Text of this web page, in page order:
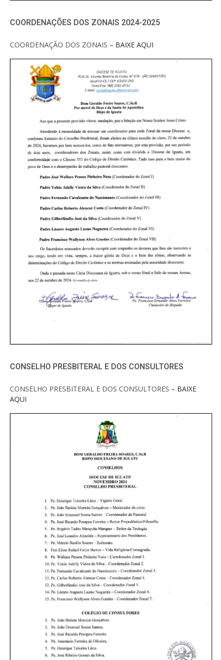
COORDENAÇÕES DOS ZONAIS 2024-2025
COORDENAÇÃO DOS ZONAIS – BAIXE AQUI
CONSELHO PRESBITERAL E DOS CONSULTORES
CONSELHO PRESBITERAL E DOS CONSULTORES – BAIXE
AQUI